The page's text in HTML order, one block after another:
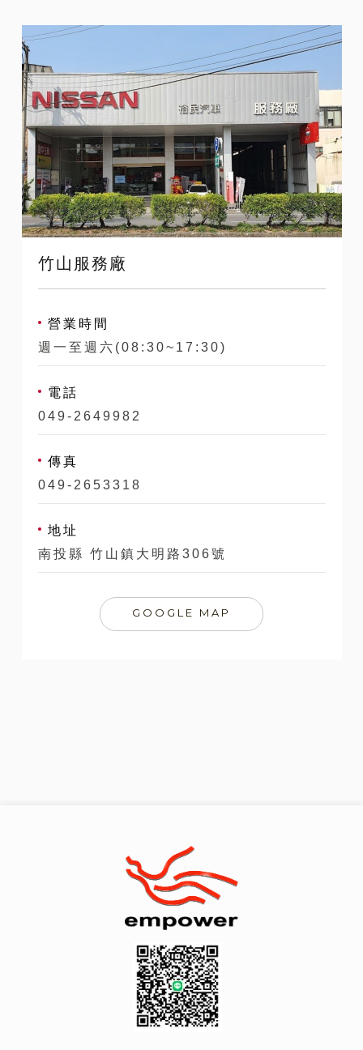
竹山服務廠
營業時間
週一至週六(08:30~17:30)
電話
049-2649982
傳真
049-2653318
地址
南投縣 竹山鎮大明路306號
GOOGLE MAP